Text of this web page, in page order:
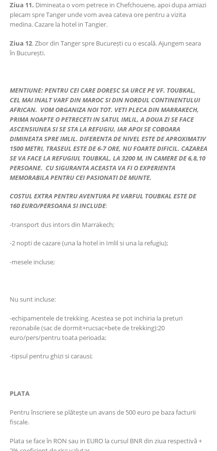
Ziua 11. Dimineata o vom petrece in Chefchouene, apoi dupa amiazi
plecam spre Tanger unde vom avea cateva ore pentru a vizita
medina. Cazare la hotel in Tangier.
Ziua 12. Zbor din Tanger spre București cu o escală. Ajungem seara
în București.
MENTIUNE: PENTRU CEI CARE DORESC SA URCE PE VF. TOUBKAL,
CEL MAI INALT VARF DIN MAROC SI DIN NORDUL CONTINENTULUI
AFRICAN. VOM ORGANIZA NOI TOT. VETI PLECA DIN MARRAKECH,
PRIMA NOAPTE O PETRECETI IN SATUL IMLIL, A DOUA ZI SE FACE
ASCENSIUNEA SI SE STA LA REFUGIU, IAR APOI SE COBOARA
DIMINEATA SPRE IMLIL. DIFERENTA DE NIVEL ESTE DE APROXIMATIV
1500 METRI, TRASEUL ESTE DE 6-7 ORE, NU FOARTE DIFICIL. CAZAREA
SE VA FACE LA REFUGIUL TOUBKAL, LA 3200 M, IN CAMERE DE 6,8,10
PERSOANE. CU SIGURANTA ACEASTA VA FI O EXPERIENTA
MEMORABILA PENTRU CEI PASIONATI DE MUNTE.
COSTUL EXTRA PENTRU AVENTURA PE VARFUL TOUBKAL ESTE DE
160 EURO/PERSOANA SI INCLUDE:
-transport dus intors din Marrakech;
-2 nopti de cazare (una la hotel in Imlil si una la refugiu);
-mesele incluse;
Nu sunt incluse:
-echipamentele de trekking. Acestea se pot inchiria la preturi
rezonabile (sac de dormit+rucsac+bete de trekking):20
euro/pers/pentru toata perioada;
-tipsul pentru ghizi si carausi;
PLATA
Pentru înscriere se plătește un avans de 500 euro pe baza facturii
fiscale.
Plata se face în RON sau in EURO la cursul BNR din ziua respectivă +